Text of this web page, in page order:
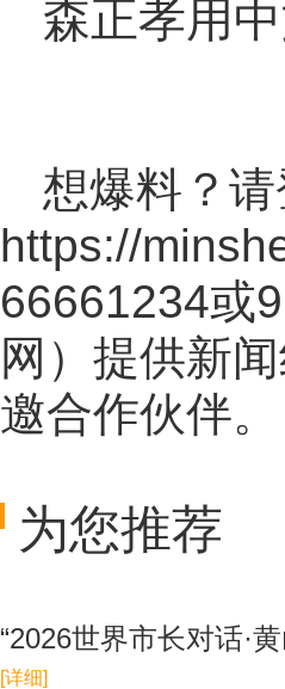
森正孝用
想爆料？
https://
66661234或
网 ）提供新
邀合作伙伴。
为您推荐
“2026世界市长对话·
[详细]